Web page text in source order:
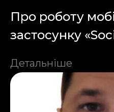
Про роботу
застосунку
Детальніше